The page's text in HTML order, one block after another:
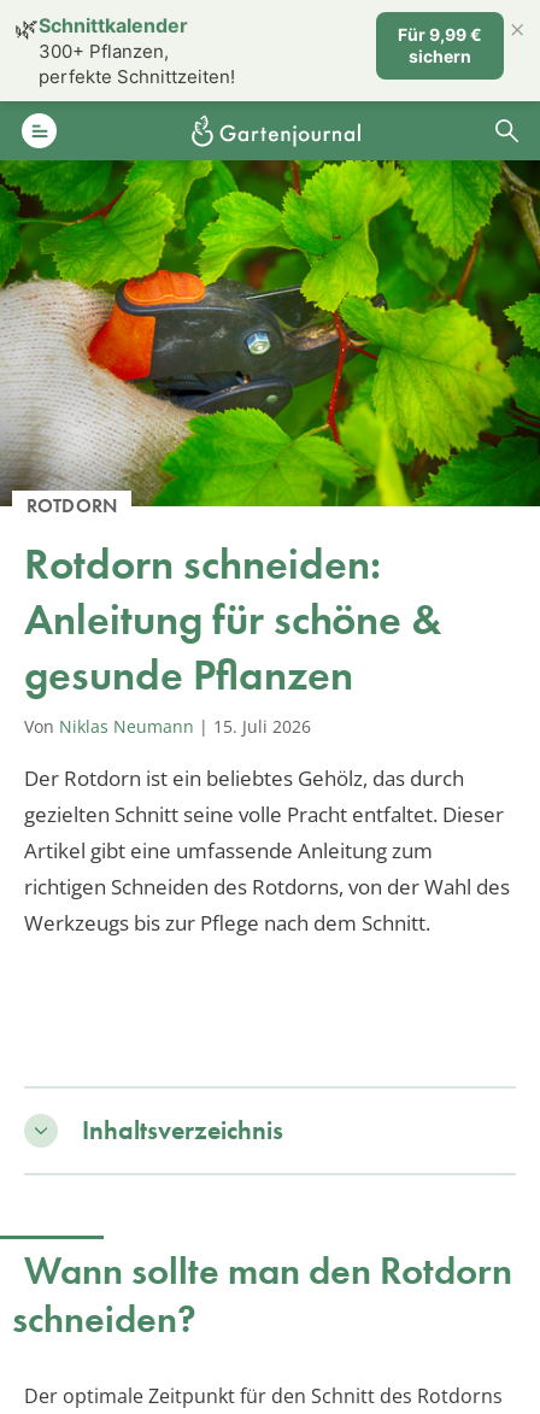
ROTDORN
Rotdorn schneiden:
Anleitung für schöne &
gesunde Pflanzen
Von Niklas Neumann | 15. Juli 2026
Der Rotdorn ist ein beliebtes Gehölz, das durch
gezielten Schnitt seine volle Pracht entfaltet. Dieser
Artikel gibt eine umfassende Anleitung zum
richtigen Schneiden des Rotdorns, von der Wahl des
Werkzeugs bis zur Pflege nach dem Schnitt.
Inhaltsverzeichnis
Wann sollte man den Rotdorn
schneiden?
Der optimale Zeitpunkt für den Schnitt des Rotdorns
🌿Schnittkalender
300+ Pflanzen,
perfekte Schnittzeiten!
Für 9,99 €
sichern
×